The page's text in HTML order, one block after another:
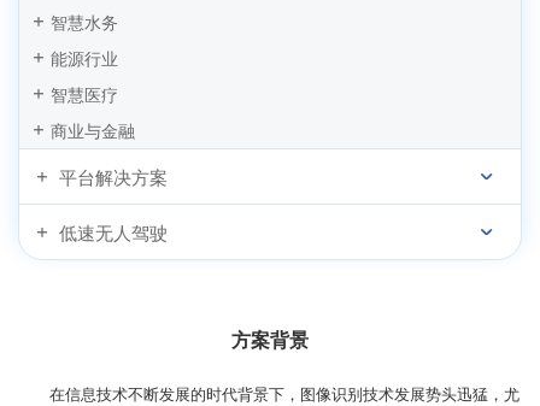
智慧水务
能源行业
智慧医疗
商业与金融
平台解决方案
低速无人驾驶
方案背景
在信息技术不断发展的时代背景下，图像识别技术发展势头迅猛，尤